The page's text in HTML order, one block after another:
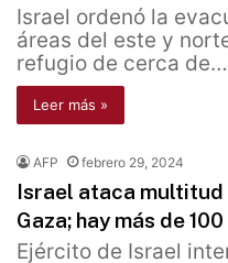
Israel ordenó la
áreas del este y
refugio de cerca de…
Leer más »
AFP febrero 29, 2024
Israel ataca multitud
Gaza; hay más de
Ejército de Israel